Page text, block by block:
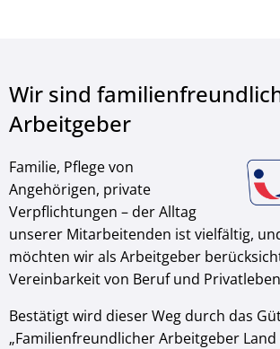
Wir sind
Arbeitgeber
Familie, Pflege von
Angehörigen, private
Verpflichtungen – der Alltag
unserer Mitarbeitenden ist vielfältig,
möchten wir als Arbeitgeber
Vereinbarkeit von Beruf und
Bestätigt wird dieser Weg durch das
„Familienfreundlicher Arbeitgeber Land